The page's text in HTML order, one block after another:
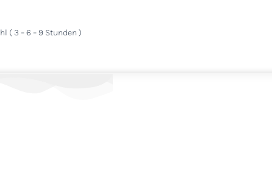
( 3 – 6 – 9 Stunden )